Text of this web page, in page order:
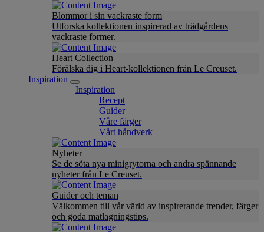
Blommor i sin vackraste form
Utforska kollektionen inspirerad av trädgårdens
vackraste former.
Heart Collection
Förälska dig i Heart-kollektionen från Le Creuset.
Inspiration
Inspiration
Recept
Guider
Våre färger
Vårt håndverk
Nyheter
Se de söta nya minigrytorna och andra spännande
nyheter från Le Creuset.
Guider och teman
Välkommen till vår värld av inspirerande trender, färger
och goda matlagningstips.